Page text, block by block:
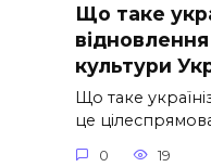
Що таке
культури
Що таке
це
0 19